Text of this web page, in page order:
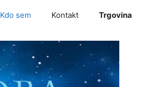
Kdo sem Kontakt Trgovina